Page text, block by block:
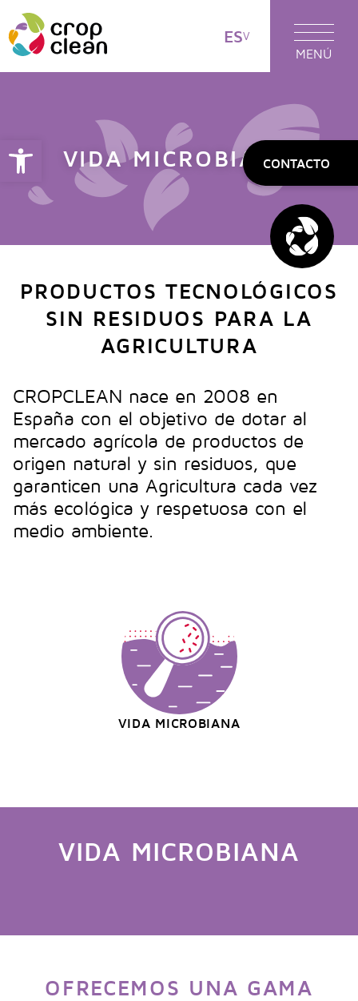
Abrir barra de herramientas
ES
MENÚ
CONTACTO
VIDA MICROBIANA
PRODUCTOS TECNOLÓGICOS
SIN RESIDUOS PARA LA
AGRICULTURA
CROPCLEAN nace en 2008 en
España con el objetivo de dotar al
mercado agrícola de productos de
origen natural y sin residuos, que
garanticen una Agricultura cada vez
más ecológica y respetuosa con el
medio ambiente.
VIDA MICROBIANA
VIDA MICROBIANA
OFRECEMOS UNA GAMA